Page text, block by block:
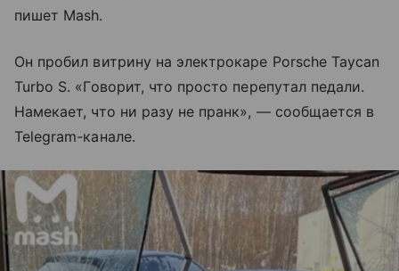
пишет Mash.
Он пробил витрину на электрокаре Porsche Taycan
Turbo S. «Говорит, что просто перепутал педали.
Намекает, что ни разу не пранк», — сообщается в
Telegram-канале.